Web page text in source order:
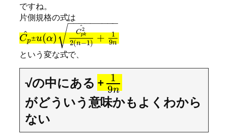
ですね。
片側規格の式は
Cp
^ ±u(α) C 2
pk
^
2(n−1) +
1
9n
− −
−−−−−−−
√
という変な式で、
√の中にある + 1
9n
がどういう意味かもよくわから
ない